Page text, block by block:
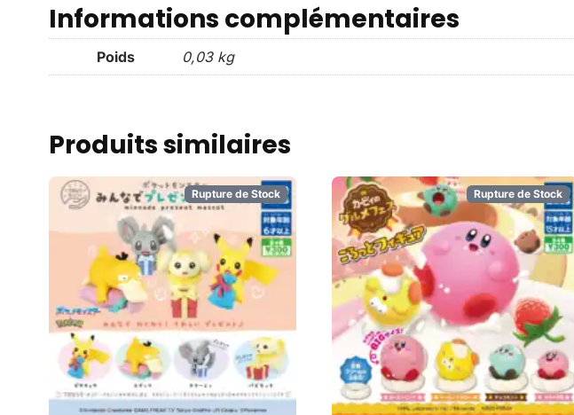
Informations complémentaires
Poids 0,03 kg
Produits similaires
Rupture de Stock Rupture de Stock